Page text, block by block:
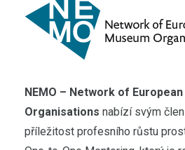
NEMO – Network of
Organisations nabízí svým
příležitost profesního růstu